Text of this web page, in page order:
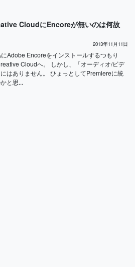
CloudにEncoreが無いのは何故
2013年11月11日
Adobe Encoreをインストールするつもり
Cloudへ。 しかし、「オーディオ/ビデ
はありません。 ひょっとしてPremiereに統
と思...